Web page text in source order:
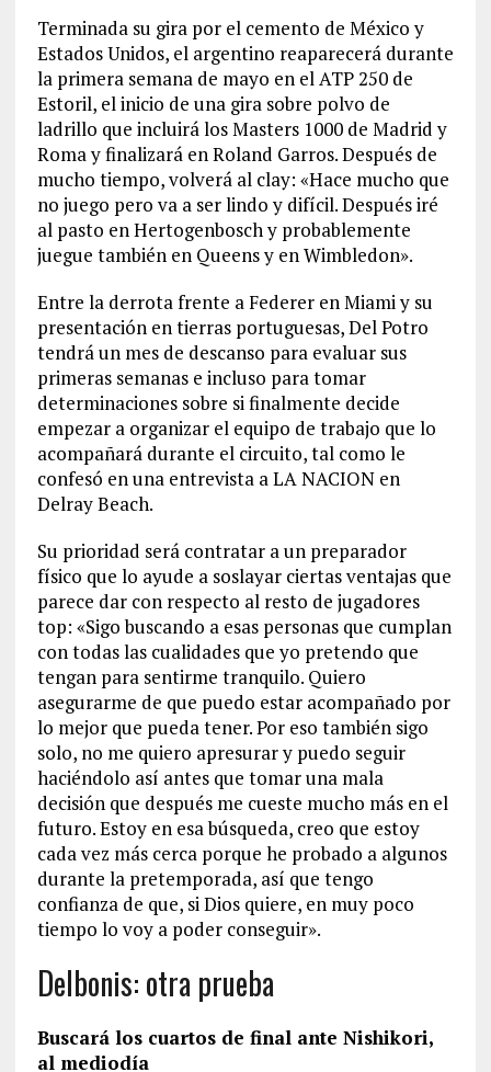
Terminada su gira por el cemento de México y
Estados Unidos, el argentino reaparecerá durante
la primera semana de mayo en el ATP 250 de
Estoril, el inicio de una gira sobre polvo de
ladrillo que incluirá los Masters 1000 de Madrid y
Roma y finalizará en Roland Garros. Después de
mucho tiempo, volverá al clay: «Hace mucho que
no juego pero va a ser lindo y difícil. Después iré
al pasto en Hertogenbosch y probablemente
juegue también en Queens y en Wimbledon».
Entre la derrota frente a Federer en Miami y su
presentación en tierras portuguesas, Del Potro
tendrá un mes de descanso para evaluar sus
primeras semanas e incluso para tomar
determinaciones sobre si finalmente decide
empezar a organizar el equipo de trabajo que lo
acompañará durante el circuito, tal como le
confesó en una entrevista a LA NACION en
Delray Beach.
Su prioridad será contratar a un preparador
físico que lo ayude a soslayar ciertas ventajas que
parece dar con respecto al resto de jugadores
top: «Sigo buscando a esas personas que cumplan
con todas las cualidades que yo pretendo que
tengan para sentirme tranquilo. Quiero
asegurarme de que puedo estar acompañado por
lo mejor que pueda tener. Por eso también sigo
solo, no me quiero apresurar y puedo seguir
haciéndolo así antes que tomar una mala
decisión que después me cueste mucho más en el
futuro. Estoy en esa búsqueda, creo que estoy
cada vez más cerca porque he probado a algunos
durante la pretemporada, así que tengo
confianza de que, si Dios quiere, en muy poco
tiempo lo voy a poder conseguir».
Delbonis: otra prueba
Buscará los cuartos de final ante Nishikori,
al mediodía